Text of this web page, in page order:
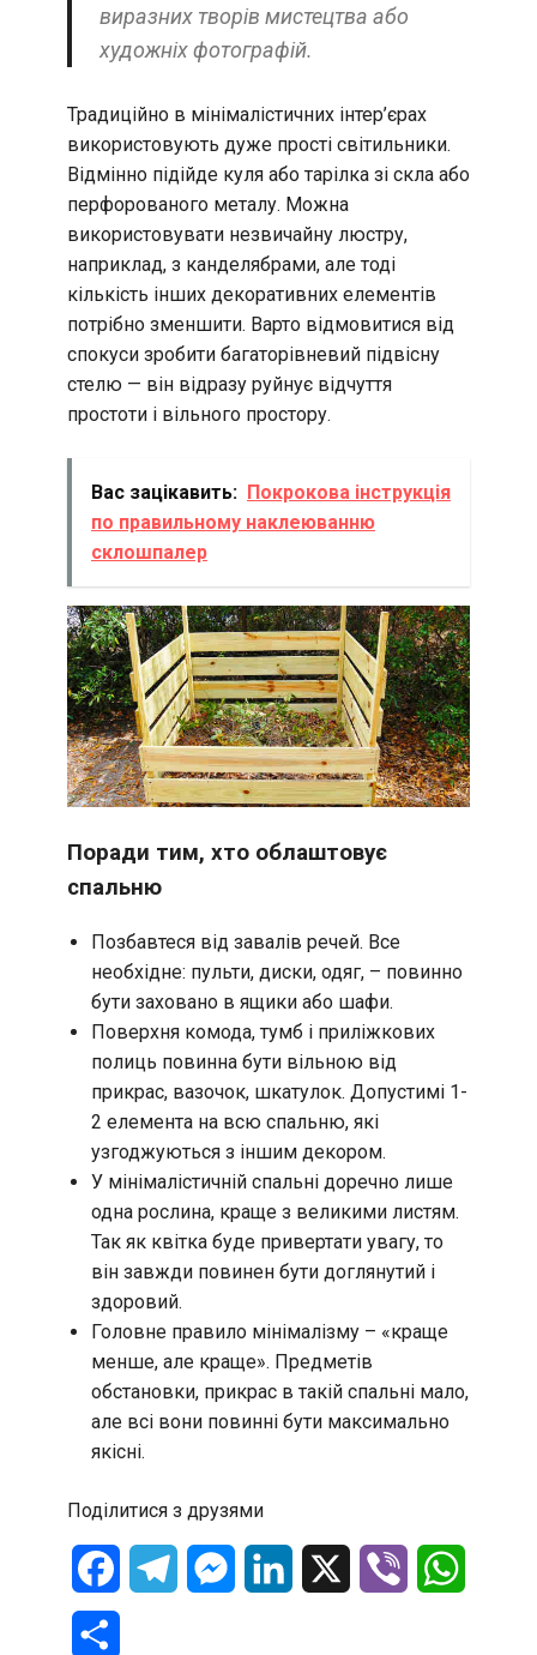
виразних творів мистецтва або
художніх фотографій.
Традиційно в мінімалістичних інтер’єрах
використовують дуже прості світильники.
Відмінно підійде куля або тарілка зі скла або
перфорованого металу. Можна
використовувати незвичайну люстру,
наприклад, з канделябрами, але тоді
кількість інших декоративних елементів
потрібно зменшити. Варто відмовитися від
спокуси зробити багаторівневий підвісну
стелю — він відразу руйнує відчуття
простоти і вільного простору.
Вас зацікавить: Покрокова інструкція
по правильному наклеюванню
склошпалер
Поради тим, хто облаштовує
спальню
Позбавтеся від завалів речей. Все
необхідне: пульти, диски, одяг, – повинно
бути заховано в ящики або шафи.
Поверхня комода, тумб і приліжкових
полиць повинна бути вільною від
прикрас, вазочок, шкатулок. Допустимі 1-
2 елемента на всю спальню, які
узгоджуються з іншим декором.
У мінімалістичній спальні доречно лише
одна рослина, краще з великими листям.
Так як квітка буде привертати увагу, то
він завжди повинен бути доглянутий і
здоровий.
Головне правило мінімалізму – «краще
менше, але краще». Предметів
обстановки, прикрас в такій спальні мало,
але всі вони повинні бути максимально
якісні.
Поділитися з друзями
FacebookTelegramMessenger
LinkedIn Viber